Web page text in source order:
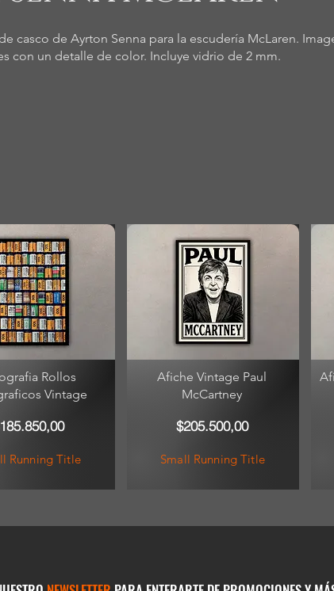
casco de Ayrton Senna para la escudería McLaren.
con un detalle de color. Incluye vidrio de 2 mm.
Rollos
Vintage
Running Title
Afiche Vintage Paul
McCartney
$205.500,00
Small Running Title